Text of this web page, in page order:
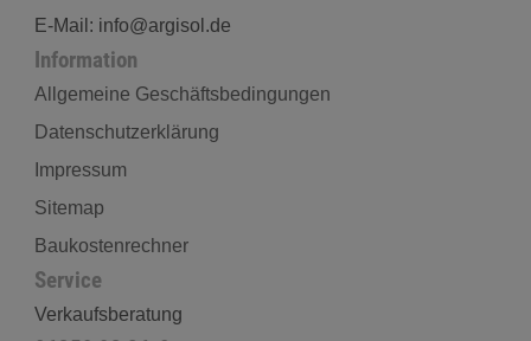
E-Mail: info@argisol.de
Information
Allgemeine Geschäftsbedingungen
Datenschutzerklärung
Impressum
Sitemap
Baukostenrechner
Service
Verkaufsberatung